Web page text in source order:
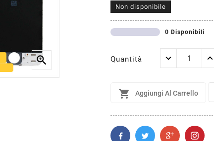

Non disponibile
0 Disponibili
Quantità
 Aggiungi Al Carrello